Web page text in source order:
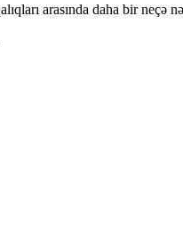
arasında daha bir neçə